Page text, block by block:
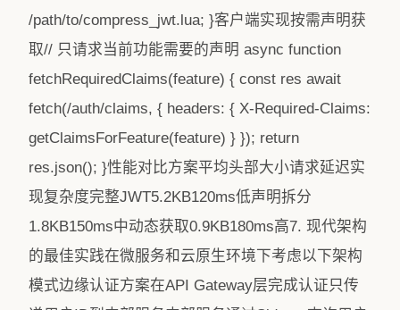
/path/to/compress_jwt.lua; }客户端实现按需声明获
取// 只请求当前功能需要的声明 async function
fetchRequiredClaims(feature) { const res await
fetch(/auth/claims, { headers: { X-Required-Claims:
getClaimsForFeature(feature) } }); return
res.json(); }性能对比方案平均头部大小请求延迟实
现复杂度完整JWT5.2KB120ms低声明拆分
1.8KB150ms中动态获取0.9KB180ms高7. 现代架构
的最佳实践在微服务和云原生环境下考虑以下架构
模式边缘认证方案在API Gateway层完成认证只传